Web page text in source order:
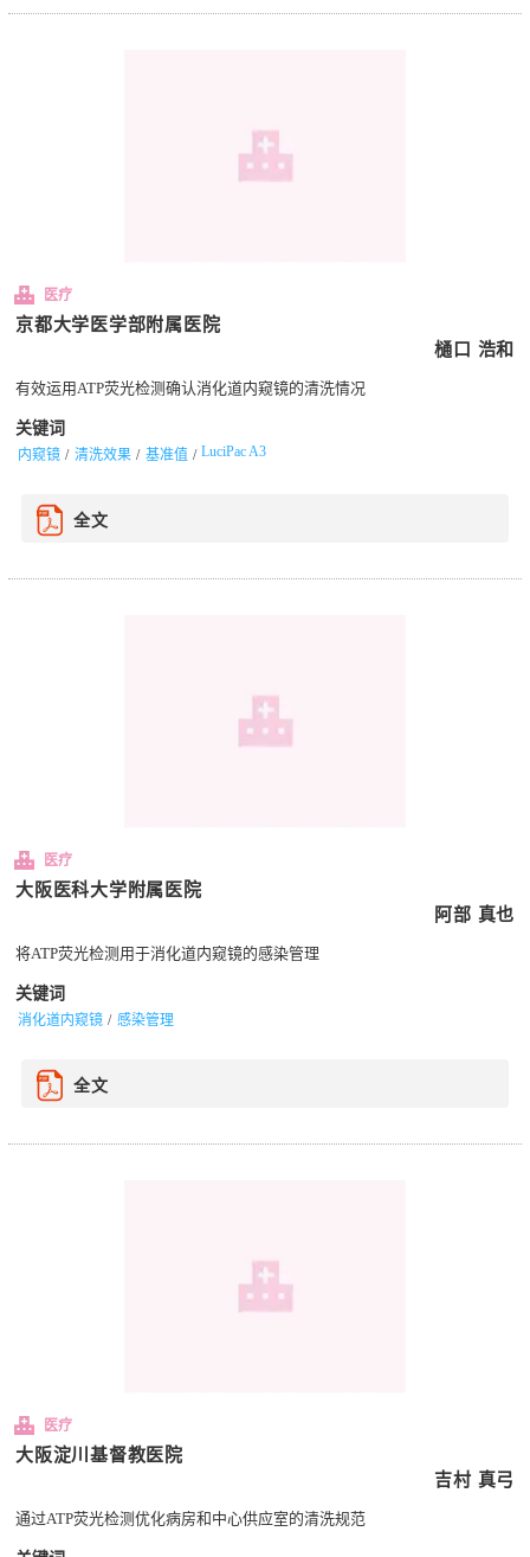
医疗
京都大学医学部附属医院
樋口 浩和
有效运用ATP荧光检测确认消化道内窥镜的清洗情况
关键词
内窥镜 清洗效果 基准值 LuciPac A3
全文
医疗
大阪医科大学附属医院
阿部 真也
将ATP荧光检测用于消化道内窥镜的感染管理
关键词
消化道内窥镜 感染管理
全文
医疗
大阪淀川基督教医院
吉村 真弓
通过ATP荧光检测优化病房和中心供应室的清洗规范